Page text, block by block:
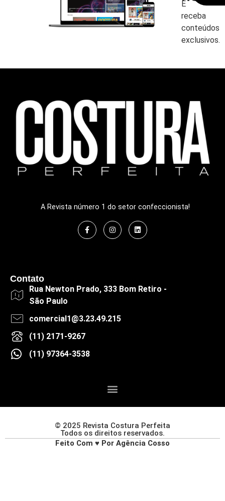
E
receba
conteúdos
exclusivos.
A Revista número 1 do setor confeccionista!
Contato
Rua Newton Prado, 333 Bom Retiro -
São Paulo
comercial1@3.23.49.215
(11) 2171-9267
(11) 97364-3538
© 2025 Revista Costura Perfeita
Todos os direitos reservados.
Feito Com ♥ Por Agência Cosso